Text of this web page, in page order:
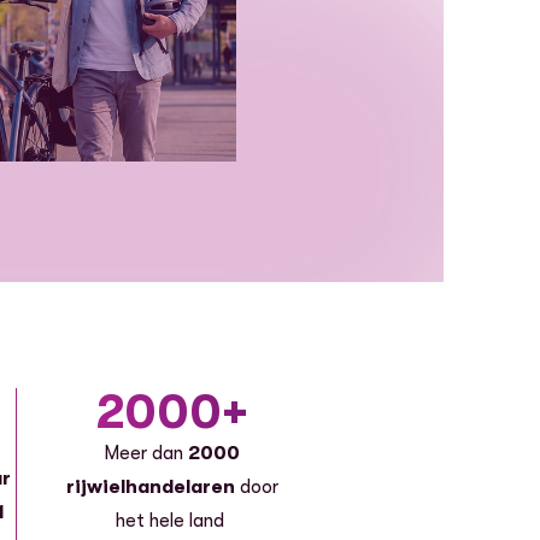
2000+
Meer dan 2000
rijwielhandelaren door
het hele land